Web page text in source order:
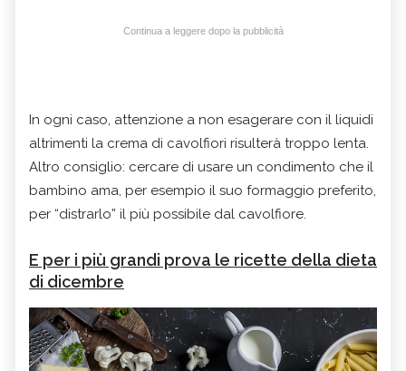
Continua a leggere dopo la pubblicità
In ogni caso, attenzione a non esagerare con il liquidi
altrimenti la crema di cavolfiori risulterà troppo lenta.
Altro consiglio: cercare di usare un condimento che il
bambino ama, per esempio il suo formaggio preferito,
per “distrarlo” il più possibile dal cavolfiore.
E per i più grandi prova le ricette della dieta
di dicembre